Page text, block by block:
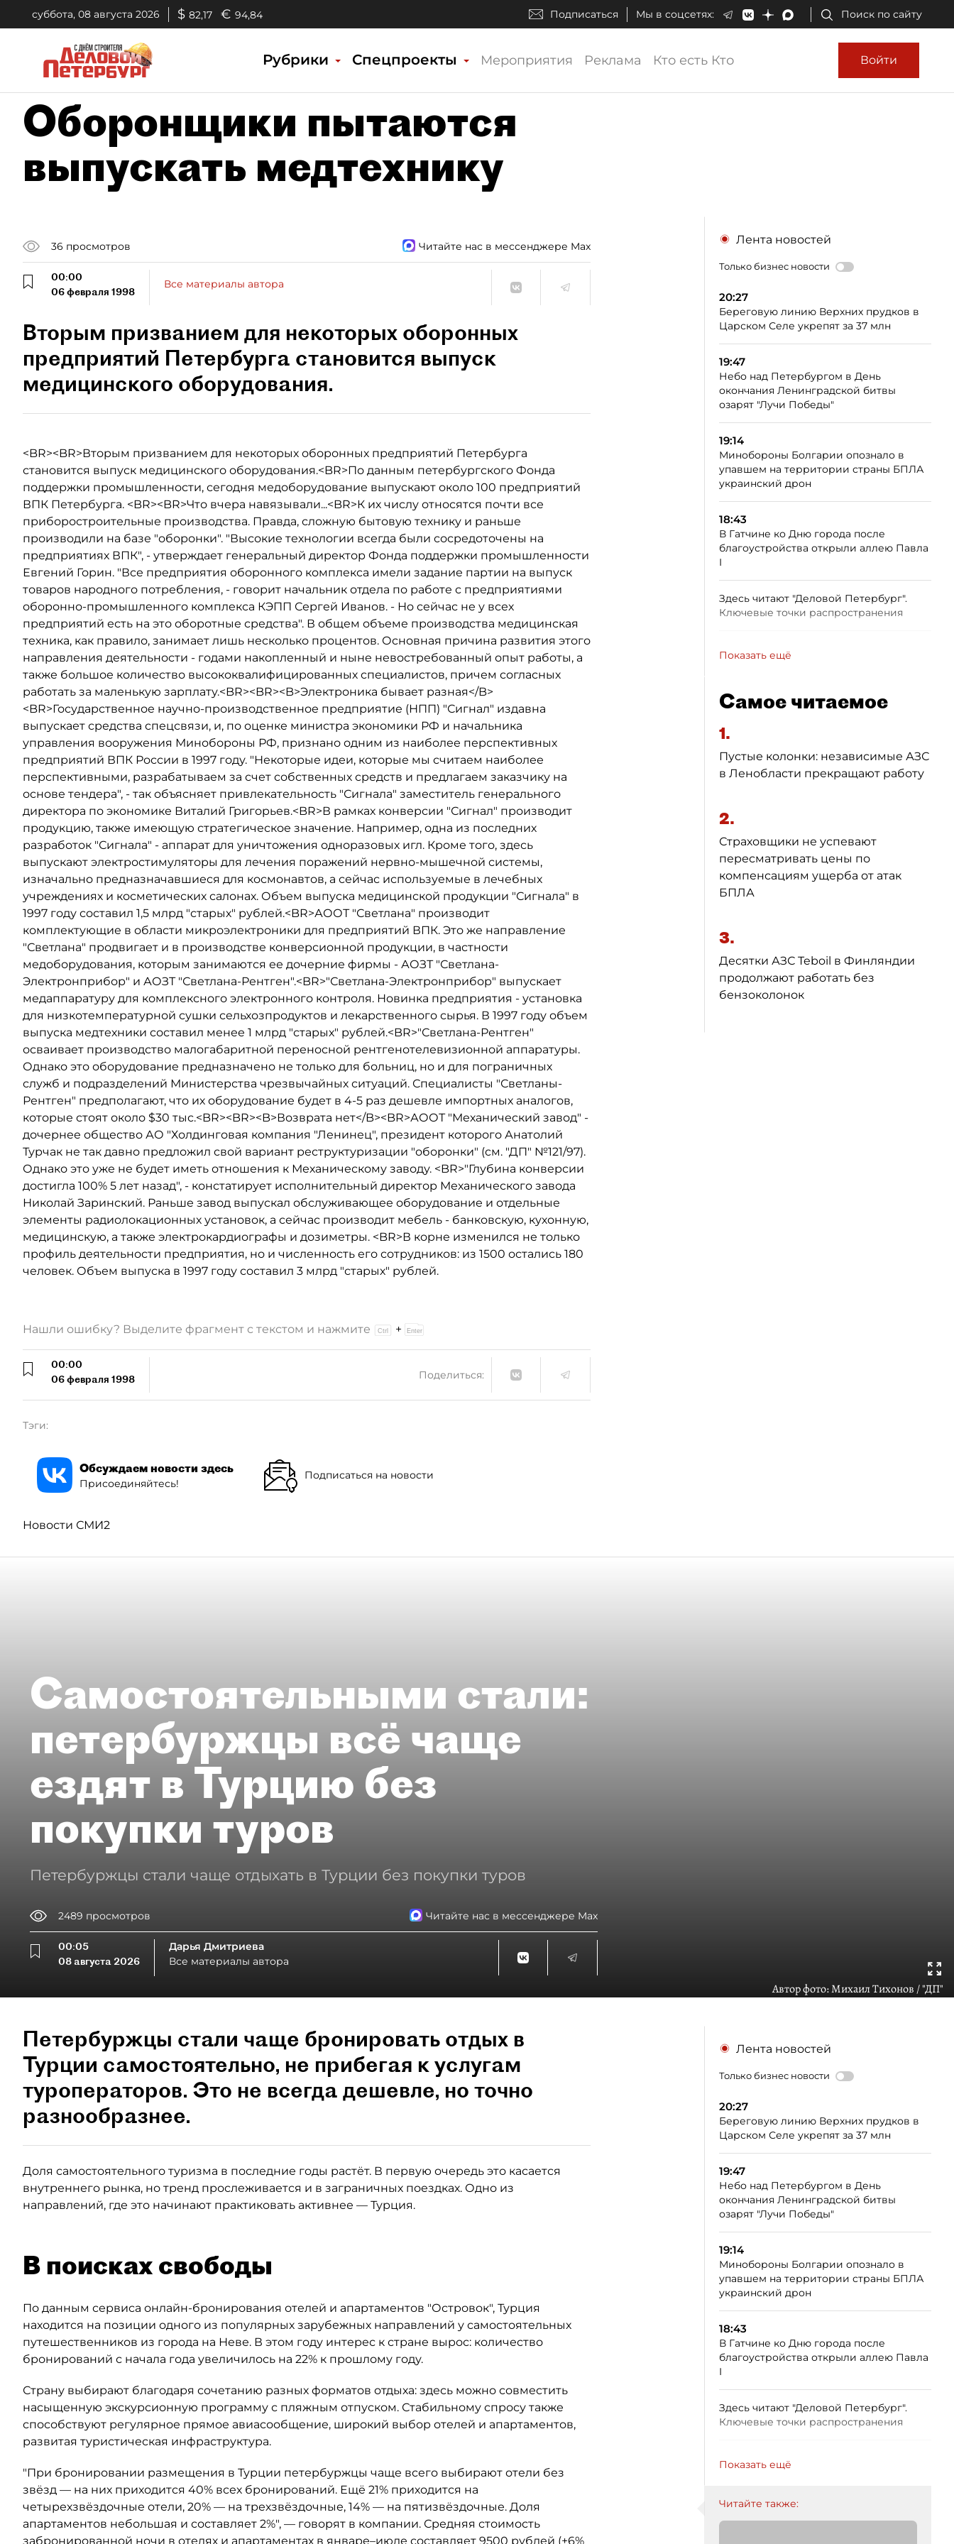
суббота, 08 августа 2026 $ 82,17 € 94,84 Подписаться Мы в соцсетях: Поиск по сайту
Рубрики Спецпроекты Мероприятия Реклама Кто есть Кто Войти
Оборонщики пытаются
выпускать медтехнику
36 просмотров Читайте нас в мессенджере Max
00:00
06 февраля 1998
Все материалы автора
Вторым призванием для некоторых оборонных
предприятий Петербурга становится выпуск
медицинского оборудования.
<BR><BR>Вторым призванием для некоторых оборонных предприятий Петербурга
становится выпуск медицинского оборудования.<BR>По данным петербургского Фонда
поддержки промышленности, сегодня медоборудование выпускают около 100 предприятий
ВПК Петербурга. <BR><BR>Что вчера навязывали...<BR>К их числу относятся почти все
приборостроительные производства. Правда, сложную бытовую технику и раньше
производили на базе "оборонки". "Высокие технологии всегда были сосредоточены на
предприятиях ВПК", - утверждает генеральный директор Фонда поддержки промышленности
Евгений Горин. "Все предприятия оборонного комплекса имели задание партии на выпуск
товаров народного потребления, - говорит начальник отдела по работе с предприятиями
оборонно-промышленного комплекса КЭПП Сергей Иванов. - Но сейчас не у всех
предприятий есть на это оборотные средства". В общем объеме производства медицинская
техника, как правило, занимает лишь несколько процентов. Основная причина развития этого
направления деятельности - годами накопленный и ныне невостребованный опыт работы, а
также большое количество высококвалифицированных специалистов, причем согласных
работать за маленькую зарплату.<BR><BR><B>Электроника бывает разная</B>
<BR>Государственное научно-производственное предприятие (НПП) "Сигнал" издавна
выпускает средства спецсвязи, и, по оценке министра экономики РФ и начальника
управления вооружения Минобороны РФ, признано одним из наиболее перспективных
предприятий ВПК России в 1997 году. "Некоторые идеи, которые мы считаем наиболее
перспективными, разрабатываем за счет собственных средств и предлагаем заказчику на
основе тендера", - так объясняет привлекательность "Сигнала" заместитель генерального
директора по экономике Виталий Григорьев.<BR>В рамках конверсии "Сигнал" производит
продукцию, также имеющую стратегическое значение. Например, одна из последних
разработок "Сигнала" - аппарат для уничтожения одноразовых игл. Кроме того, здесь
выпускают электростимуляторы для лечения поражений нервно-мышечной системы,
изначально предназначавшиеся для космонавтов, а сейчас используемые в лечебных
учреждениях и косметических салонах. Объем выпуска медицинской продукции "Сигнала" в
1997 году составил 1,5 млрд "старых" рублей.<BR>АООТ "Светлана" производит
комплектующие в области микроэлектроники для предприятий ВПК. Это же направление
"Светлана" продвигает и в производстве конверсионной продукции, в частности
медоборудования, которым занимаются ее дочерние фирмы - АОЗТ "Светлана-
Электронприбор" и АОЗТ "Светлана-Рентген".<BR>"Светлана-Электронприбор" выпускает
медаппаратуру для комплексного электронного контроля. Новинка предприятия - установка
для низкотемпературной сушки сельхозпродуктов и лекарственного сырья. В 1997 году объем
выпуска медтехники составил менее 1 млрд "старых" рублей.<BR>"Светлана-Рентген"
осваивает производство малогабаритной переносной рентгенотелевизионной аппаратуры.
Однако это оборудование предназначено не только для больниц, но и для пограничных
служб и подразделений Министерства чрезвычайных ситуаций. Специалисты "Светланы-
Рентген" предполагают, что их оборудование будет в 4-5 раз дешевле импортных аналогов,
которые стоят около $30 тыс.<BR><BR><B>Возврата нет</B><BR>АООТ "Механический завод" -
дочернее общество АО "Холдинговая компания "Ленинец", президент которого Анатолий
Турчак не так давно предложил свой вариант реструктуризации "оборонки" (см. "ДП" №121/97).
Однако это уже не будет иметь отношения к Механическому заводу. <BR>"Глубина конверсии
достигла 100% 5 лет назад", - констатирует исполнительный директор Механического завода
Николай Заринский. Раньше завод выпускал обслуживающее оборудование и отдельные
элементы радиолокационных установок, а сейчас производит мебель - банковскую, кухонную,
медицинскую, а также электрокардиографы и дозиметры. <BR>В корне изменился не только
профиль деятельности предприятия, но и численность его сотрудников: из 1500 остались 180
человек. Объем выпуска в 1997 году составил 3 млрд "старых" рублей.
Лента новостей
Только бизнес новости
20:27
Береговую линию Верхних прудков в
Царском Селе укрепят за 37 млн
19:47
Небо над Петербургом в День
окончания Ленинградской битвы
озарят "Лучи Победы"
19:14
Минобороны Болгарии опознало в
упавшем на территории страны БПЛА
украинский дрон
18:43
В Гатчине ко Дню города после
благоустройства открыли аллею Павла
I
Здесь читают "Деловой Петербург".
Ключевые точки распространения
Показать ещё
Самое читаемое
1.
Пустые колонки: независимые АЗС
в Ленобласти прекращают работу
2.
Страховщики не успевают
пересматривать цены по
компенсациям ущерба от атак
БПЛА
3.
Десятки АЗС Teboil в Финляндии
продолжают работать без
бензоколонок
Нашли ошибку? Выделите фрагмент с текстом и нажмите +
00:00
06 февраля 1998
Поделиться:
Тэги:
Обсуждаем новости здесь
Присоединяйтесь!
Подписаться на новости
Новости СМИ2
Самостоятельными стали:
петербуржцы всё чаще
ездят в Турцию без
покупки туров
Петербуржцы стали чаще отдыхать в Турции без покупки туров
2489 просмотров Читайте нас в мессенджере Max
00:05
08 августа 2026
Дарья Дмитриева
Все материалы автора
Автор фото:Михаил Тихонов / "ДП"
Петербуржцы стали чаще бронировать отдых в
Турции самостоятельно, не прибегая к услугам
туроператоров. Это не всегда дешевле, но точно
разнообразнее.
Доля самостоятельного туризма в последние годы растёт. В первую очередь это касается
внутреннего рынка, но тренд прослеживается и в заграничных поездках. Одно из
направлений, где это начинают практиковать активнее — Турция.
В поисках свободы
По данным сервиса онлайн-бронирования отелей и апартаментов "Островок", Турция
находится на позиции одного из популярных зарубежных направлений у самостоятельных
путешественников из города на Неве. В этом году интерес к стране вырос: количество
бронирований с начала года увеличилось на 22% к прошлому году.
Страну выбирают благодаря сочетанию разных форматов отдыха: здесь можно совместить
насыщенную экскурсионную программу с пляжным отпуском. Стабильному спросу также
способствуют регулярное прямое авиасообщение, широкий выбор отелей и апартаментов,
развитая туристическая инфраструктура.
"При бронировании размещения в Турции петербуржцы чаще всего выбирают отели без
звёзд — на них приходится 40% всех бронирований. Ещё 21% приходится на
четырехзвёздочные отели, 20% — на трехзвёздочные, 14% — на пятизвёздочные. Доля
апартаментов небольшая и составляет 2%", — говорят в компании. Средняя стоимость
забронированной ночи в отелях и апартаментах в январе–июле составляет 9500 рублей (+6%
Лента новостей
Только бизнес новости
20:27
Береговую линию Верхних прудков в
Царском Селе укрепят за 37 млн
19:47
Небо над Петербургом в День
окончания Ленинградской битвы
озарят "Лучи Победы"
19:14
Минобороны Болгарии опознало в
упавшем на территории страны БПЛА
украинский дрон
18:43
В Гатчине ко Дню города после
благоустройства открыли аллею Павла
I
Здесь читают "Деловой Петербург".
Ключевые точки распространения
Показать ещё
Читайте также: